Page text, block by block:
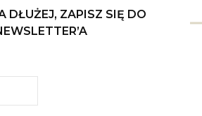
DŁUŻEJ, ZAPISZ SIĘ DO